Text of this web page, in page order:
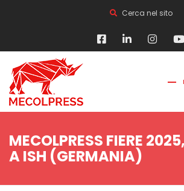
Cerca nel sito
MECOLPRESS FIERE
A ISH (GERMANIA)